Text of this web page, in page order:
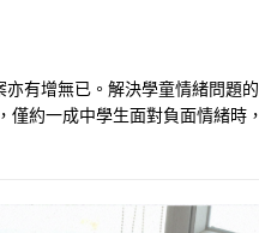
有增無已。解決學童情緒問題
約一成中學生面對負面情緒時